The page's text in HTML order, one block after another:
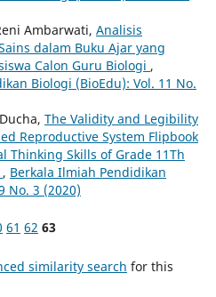
Ambarwati, Analisis
dalam Buku Ajar yang
Calon Guru Biologi ,
Biologi (BioEdu): Vol. 11 No.
The Validity and Legibility
Reproductive System Flipbook
Thinking Skills of Grade 11Th
, Berkala Ilmiah Pendidikan
No. 3 (2020)
61 62 63
similarity search for this